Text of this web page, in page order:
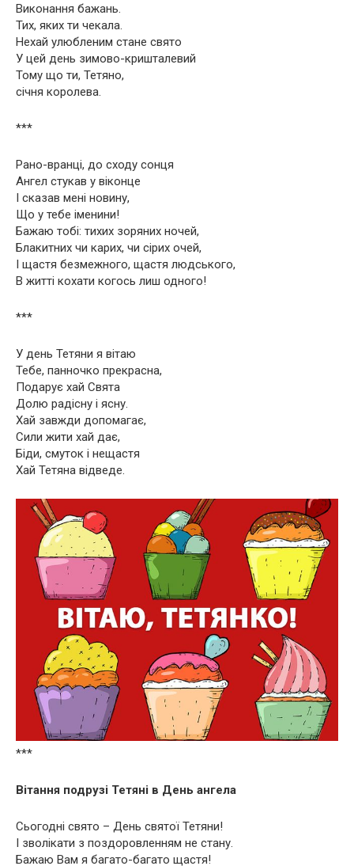
Виконання бажань.
Тих, яких ти чекала.
Нехай улюбленим стане свято
У цей день зимово-кришталевий
Тому що ти, Тетяно,
січня королева.
***
Рано-вранці, до сходу сонця
Ангел стукав у віконце
І сказав мені новину,
Що у тебе іменини!
Бажаю тобі: тихих зоряних ночей,
Блакитних чи карих, чи сірих очей,
І щастя безмежного, щастя людського,
В житті кохати когось лиш одного!
***
У день Тетяни я вітаю
Тебе, панночко прекрасна,
Подарує хай Свята
Долю радісну і ясну.
Хай завжди допомагає,
Сили жити хай дає,
Біди, смуток і нещастя
Хай Тетяна відведе.
***
Вітання подрузі Тетяні в День ангела
Сьогодні свято – День святої Тетяни!
І зволікати з поздоровленням не стану.
Бажаю Вам я багато-багато щастя!